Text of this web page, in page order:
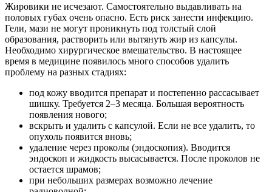
Жировики не исчезают. Самостоятельно выдавливать на
половых губах очень опасно. Есть риск занести инфекцию.
Гели, мази не могут проникнуть под толстый слой
образования, растворить или вытянуть жир из капсулы.
Необходимо хирургическое вмешательство. В настоящее
время в медицине появилось много способов удалить
проблему на разных стадиях:
под кожу вводится препарат и постепенно рассасывает
шишку. Требуется 2–3 месяца. Большая вероятность
появления нового;
вскрыть и удалить с капсулой. Если не все удалить, то
опухоль появится вновь;
удаление через проколы (эндоскопия). Вводится
эндоскоп и жидкость высасывается. После проколов не
остается шрамов;
при небольших размерах возможно лечение